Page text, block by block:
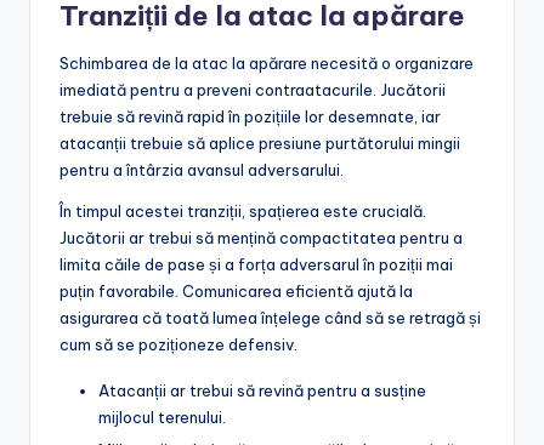
Tranziții de la atac la apărare
Schimbarea de la atac la apărare necesită o organizare
imediată pentru a preveni contraatacurile. Jucătorii
trebuie să revină rapid în pozițiile lor desemnate, iar
atacanții trebuie să aplice presiune purtătorului mingii
pentru a întârzia avansul adversarului.
În timpul acestei tranziții, spațierea este crucială.
Jucătorii ar trebui să mențină compactitatea pentru a
limita căile de pase și a forța adversarul în poziții mai
puțin favorabile. Comunicarea eficientă ajută la
asigurarea că toată lumea înțelege când să se retragă și
cum să se poziționeze defensiv.
Atacanții ar trebui să revină pentru a susține
mijlocul terenului.